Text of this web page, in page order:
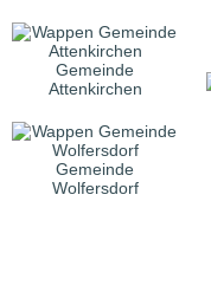
Gemeinde
Attenkirchen
Gemeinde
Wolfersdorf